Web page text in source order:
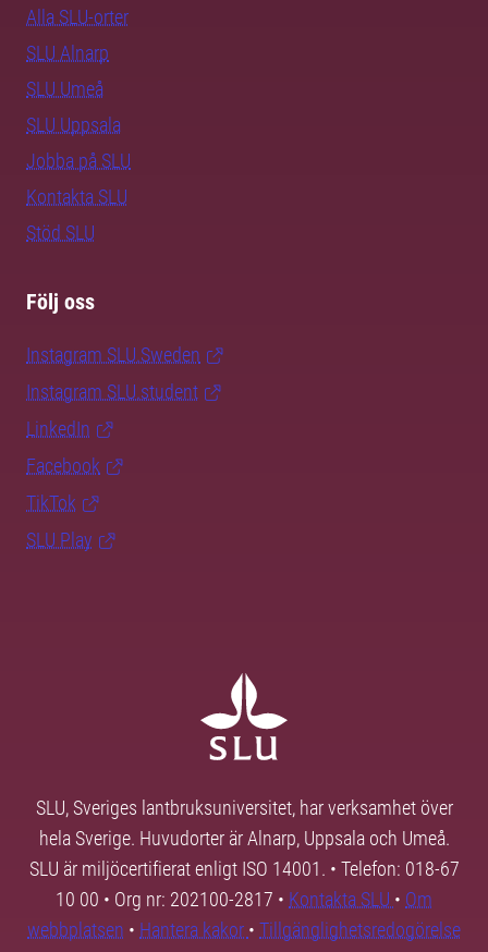
Alla SLU-orter
SLU Alnarp
SLU Umeå
SLU Uppsala
Jobba på SLU
Kontakta SLU
Stöd SLU
Följ oss
Instagram SLU.Sweden
Instagram SLU.student
LinkedIn
Facebook
TikTok
SLU Play
SLU, Sveriges lantbruksuniversitet, har verksamhet över
hela Sverige. Huvudorter är Alnarp, Uppsala och Umeå.
SLU är miljöcertifierat enligt ISO 14001. • Telefon: 018-67
10 00 • Org nr: 202100-2817 • Kontakta SLU • Om
webbplatsen • Hantera kakor • Tillgänglighetsredogörelse